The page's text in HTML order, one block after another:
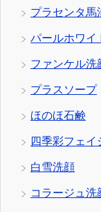
プラセンタ馬
パールホワイ
ファンケル洗
プラスソープ
ほのほ石鹸
四季彩フェ
白雪洗顔
コラージュ洗